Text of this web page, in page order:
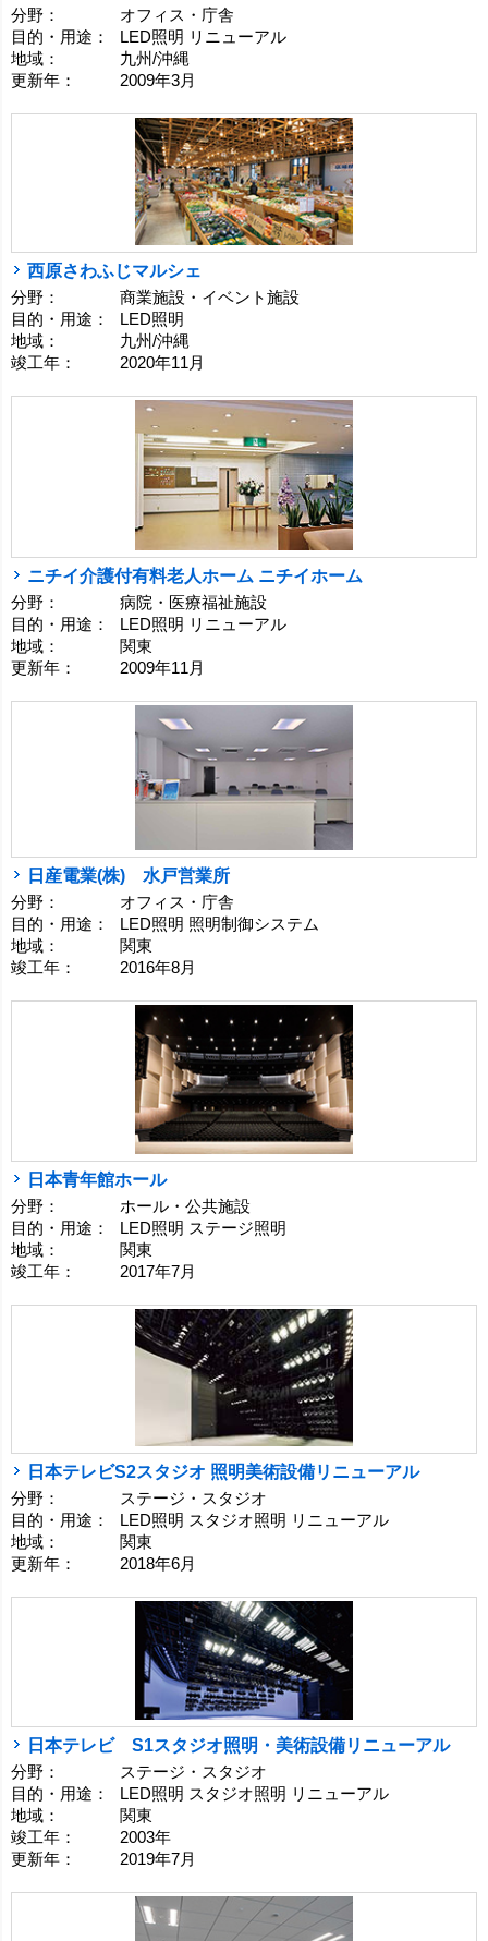
分野：
オフィス・庁舎
目的・用途：
LED照明 リニューアル
地域：
九州/沖縄
更新年：
2009年3月
西原さわふじマルシェ
分野：
商業施設・イベント施設
目的・用途：
LED照明
地域：
九州/沖縄
竣工年：
2020年11月
ニチイ介護付有料老人ホーム ニチイホーム
分野：
病院・医療福祉施設
目的・用途：
LED照明 リニューアル
地域：
関東
更新年：
2009年11月
日産電業(株) 水戸営業所
分野：
オフィス・庁舎
目的・用途：
LED照明 照明制御システム
地域：
関東
竣工年：
2016年8月
日本青年館ホール
分野：
ホール・公共施設
目的・用途：
LED照明 ステージ照明
地域：
関東
竣工年：
2017年7月
日本テレビS2スタジオ 照明美術設備リニューアル
分野：
ステージ・スタジオ
目的・用途：
LED照明 スタジオ照明 リニューアル
地域：
関東
更新年：
2018年6月
日本テレビ S1スタジオ照明・美術設備リニューアル
分野：
ステージ・スタジオ
目的・用途：
LED照明 スタジオ照明 リニューアル
地域：
関東
竣工年：
2003年
更新年：
2019年7月